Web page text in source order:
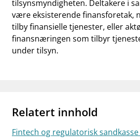
tilsynsmyndigheten. Deltakere i
være eksisterende finansforetak,
tilby finansielle tjenester, eller
finansnæringen som tilbyr
under tilsyn.
Relatert innhold
Fintech og regulatorisk sandkasse